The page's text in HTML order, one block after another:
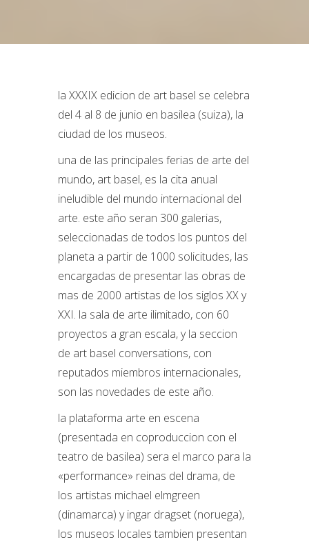
la XXXIX edicion de art basel se celebra
del 4 al 8 de junio en basilea (suiza), la
ciudad de los museos.
una de las principales ferias de arte del
mundo, art basel, es la cita anual
ineludible del mundo internacional del
arte. este año seran 300 galerias,
seleccionadas de todos los puntos del
planeta a partir de 1000 solicitudes, las
encargadas de presentar las obras de
mas de 2000 artistas de los siglos XX y
XXI. la sala de arte ilimitado, con 60
proyectos a gran escala, y la seccion
de art basel conversations, con
reputados miembros internacionales,
son las novedades de este año.
la plataforma arte en escena
(presentada en coproduccion con el
teatro de basilea) sera el marco para la
«performance» reinas del drama, de
los artistas michael elmgreen
(dinamarca) y ingar dragset (noruega),
los museos locales tambien presentan